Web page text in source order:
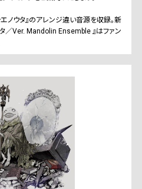
ノウタ』のアレンジ違い音源を収録。新
／Ver. Mandolin Ensemble 』はファン